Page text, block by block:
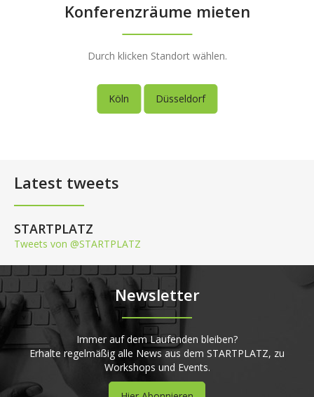
Konferenzräume mieten
Durch klicken Standort wählen.
Köln Düsseldorf
Latest tweets
STARTPLATZ
Tweets von @STARTPLATZ
Newsletter
Immer auf dem Laufenden bleiben?
Erhalte regelmäßig alle News aus dem STARTPLATZ, zu
Workshops und Events.